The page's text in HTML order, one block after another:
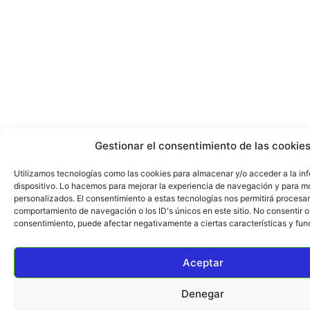
Gestionar el consentimiento de las cookies
Utilizamos tecnologías como las cookies para almacenar y/o acceder a la
dispositivo. Lo hacemos para mejorar la experiencia de navegación y para
personalizados. El consentimiento a estas tecnologías nos permitirá
comportamiento de navegación o los ID's únicos en este sitio. No consentir
consentimiento, puede afectar negativamente a ciertas características y
Aceptar
Denegar